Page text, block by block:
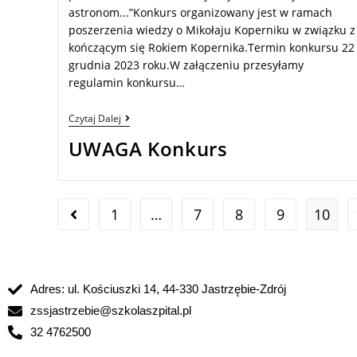
astronom...”Konkurs organizowany jest w ramach
poszerzenia wiedzy o Mikołaju Koperniku w związku z
kończącym się Rokiem Kopernika.Termin konkursu 22
grudnia 2023 roku.W załączeniu przesyłamy
regulamin konkursu…
Czytaj Dalej
UWAGA Konkurs
1 … 7 8 9 10
Adres: ul. Kościuszki 14, 44-330 Jastrzębie-Zdrój
zssjastrzebie@szkolaszpital.pl
32 4762500